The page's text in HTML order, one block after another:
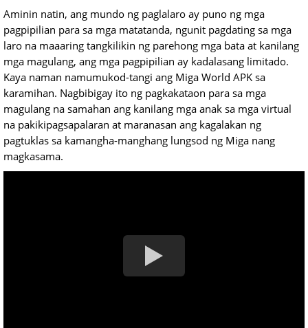
Aminin natin, ang mundo ng paglalaro ay puno ng mga
pagpipilian para sa mga matatanda, ngunit pagdating sa mga
laro na maaaring tangkilikin ng parehong mga bata at kanilang
mga magulang, ang mga pagpipilian ay kadalasang limitado.
Kaya naman namumukod-tangi ang Miga World APK sa
karamihan. Nagbibigay ito ng pagkakataon para sa mga
magulang na samahan ang kanilang mga anak sa mga virtual
na pakikipagsapalaran at maranasan ang kagalakan ng
pagtuklas sa kamangha-manghang lungsod ng Miga nang
magkasama.